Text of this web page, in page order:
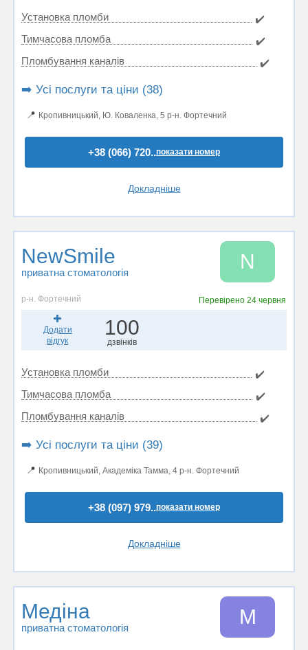
Установка пломби
✔️
Тимчасова пломба
✔️
Пломбування каналів
✔️
➡️ Усі послуги та ціни (38)
📍 Кропивницький, Ю. Коваленкa, 5 р-н. Фортечний
+38 (066) 720..показати номер
Докладніше
NewSmile
приватна стоматологія N
р-н. Фортечний Перевірено24 червня
Додати
відгук
100
дзвінків
Установка пломби
✔️
Тимчасова пломба
✔️
Пломбування каналів
✔️
➡️ Усі послуги та ціни (39)
📍 Кропивницький, Академіка Тамма, 4 р-н. Фортечний
+38 (097) 979..показати номер
Докладніше
Медіна
приватна стоматологія М